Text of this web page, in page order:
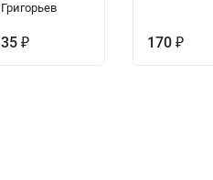
Григорьев
35 ₽ 170₽